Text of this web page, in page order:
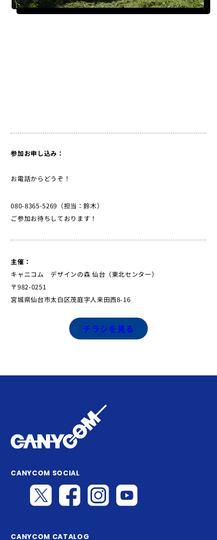
参加お申し込み：
お電話からどうぞ！
080-8365-5269（担当：鈴木）
ご参加お待ちしております！
主催：
キャニコム デザインの森 仙台（東北センター）
〒982-0251
宮城県仙台市太白区茂庭字人来田西8-16
チラシを見る
CANYCOM SOCIAL
CANYCOM CATALOG